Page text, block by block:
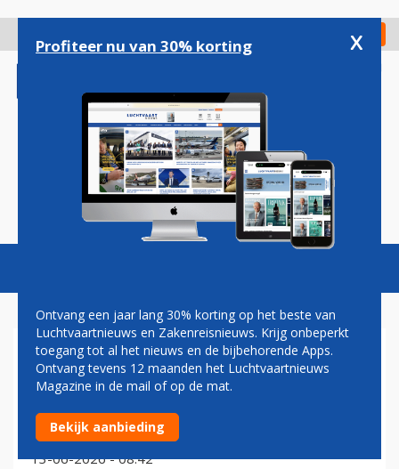
gaan
Check in
Magazine Podcasts Vacatures
IBERIA
Paus na vliegtuigpech met hulp van Spaanse koning
naar huis
13-06-2026 - 08:42
Profiteer nu van 30% korting x
Ontvang een jaar lang 30% korting op het beste van
Luchtvaartnieuws en Zakenreisnieuws. Krijg onbeperkt
toegang tot al het nieuws en de bijbehorende Apps.
Ontvang tevens 12 maanden het Luchtvaartnieuws
Magazine in de mail of op de mat.
Bekijk aanbieding